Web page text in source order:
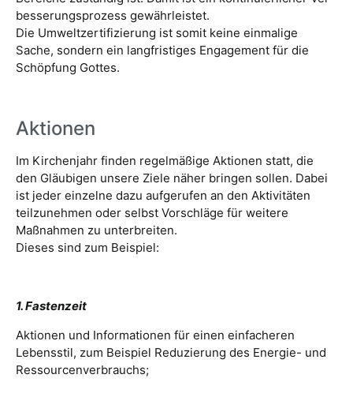
besserungsprozess gewährleistet.
Die Umweltzertifizierung ist somit keine einmalige
Sache, sondern ein langfristiges Engagement für die
Schöpfung Gottes.
Aktionen
Im Kirchenjahr finden regelmäßige Aktionen statt, die
den Gläubigen unsere Ziele näher bringen sollen. Dabei
ist jeder einzelne dazu aufgerufen an den Aktivitäten
teilzunehmen oder selbst Vorschläge für weitere
Maßnahmen zu unterbreiten.
Dieses sind zum Beispiel:
1. Fastenzeit
Aktionen und Informationen für einen einfacheren
Lebensstil, zum Beispiel Reduzierung des Energie- und
Ressourcenverbrauchs;